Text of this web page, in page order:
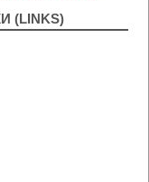
(LINKS)